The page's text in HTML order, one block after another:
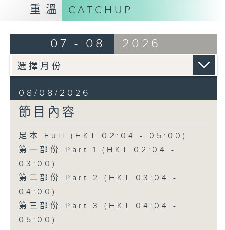
重溫 CATCHUP
07 - 08 2026
08/08/2026
節目內容
足本 Full (HKT 02:04 - 05:00)
第一部份 Part 1 (HKT 02:04 -
03:00)
第二部份 Part 2 (HKT 03:04 -
04:00)
第三部份 Part 3 (HKT 04:04 -
05:00)